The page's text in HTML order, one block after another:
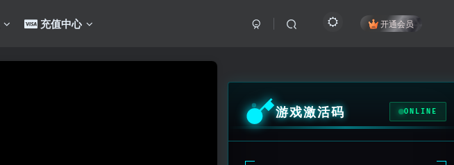
充值中心 开通会员
游戏激活码 ONLINE